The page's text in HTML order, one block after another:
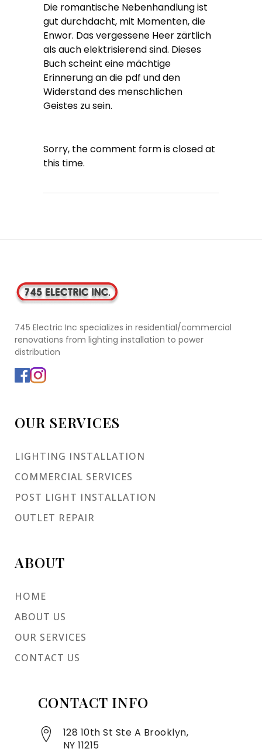
Die romantische Nebenhandlung ist
gut durchdacht, mit Momenten, die
Enwor. Das vergessene Heer zärtlich
als auch elektrisierend sind. Dieses
Buch scheint eine mächtige
Erinnerung an die pdf und den
Widerstand des menschlichen
Geistes zu sein.
Sorry, the comment form is closed at
this time.
745 Electric Inc specializes in residential/commercial
renovations from lighting installation to power
distribution
OUR SERVICES
LIGHTING INSTALLATION
COMMERCIAL SERVICES
POST LIGHT INSTALLATION
OUTLET REPAIR
ABOUT
HOME
ABOUT US
OUR SERVICES
CONTACT US
CONTACT INFO
128 10th St Ste A Brooklyn,
NY 11215